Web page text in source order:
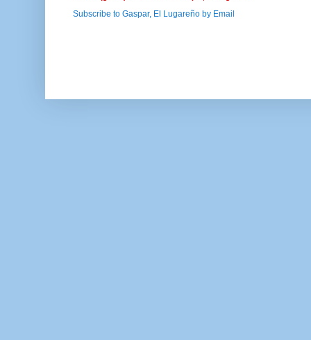
Subscribe to Gaspar, El Lugareño by Email